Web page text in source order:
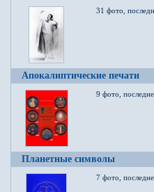
31 фото,
Апокалиптические печати
9 фото,
Планетные символы
7 фото,